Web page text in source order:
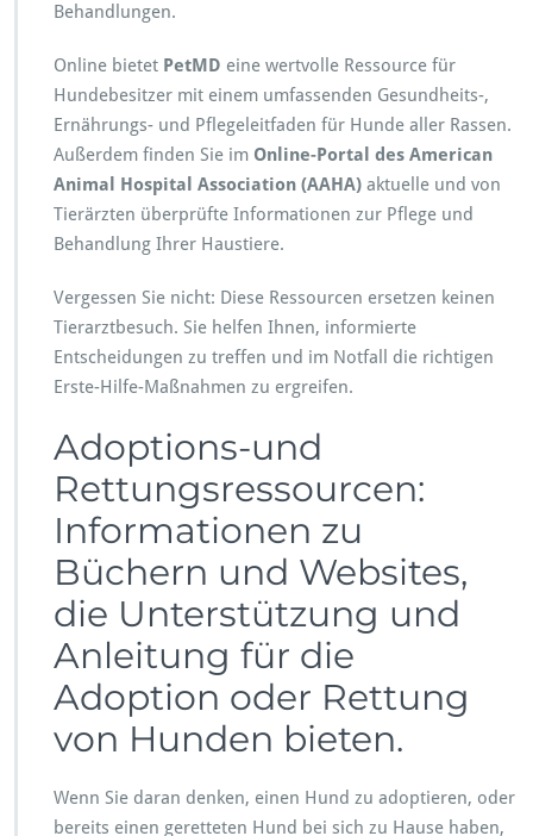
Behandlungen.
Online bietet PetMD eine wertvolle Ressource für
Hundebesitzer mit einem umfassenden Gesundheits-,
Ernährungs- und Pflegeleitfaden für Hunde aller Rassen.
Außerdem finden Sie im Online-Portal des American
Animal Hospital Association (AAHA) aktuelle und von
Tierärzten überprüfte Informationen zur Pflege und
Behandlung Ihrer Haustiere.
Vergessen Sie nicht: Diese Ressourcen ersetzen keinen
Tierarztbesuch. Sie helfen Ihnen, informierte
Entscheidungen zu treffen und im Notfall die richtigen
Erste-Hilfe-Maßnahmen zu ergreifen.
Adoptions-und
Rettungsressourcen:
Informationen zu
Büchern und Websites,
die Unterstützung und
Anleitung für die
Adoption oder Rettung
von Hunden bieten.
Wenn Sie daran denken, einen Hund zu adoptieren, oder
bereits einen geretteten Hund bei sich zu Hause haben,